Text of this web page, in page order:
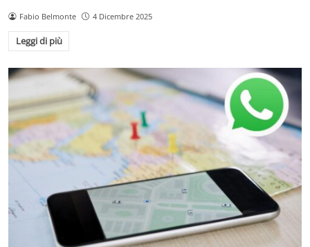
Fabio Belmonte 4 Dicembre 2025
Leggi di più